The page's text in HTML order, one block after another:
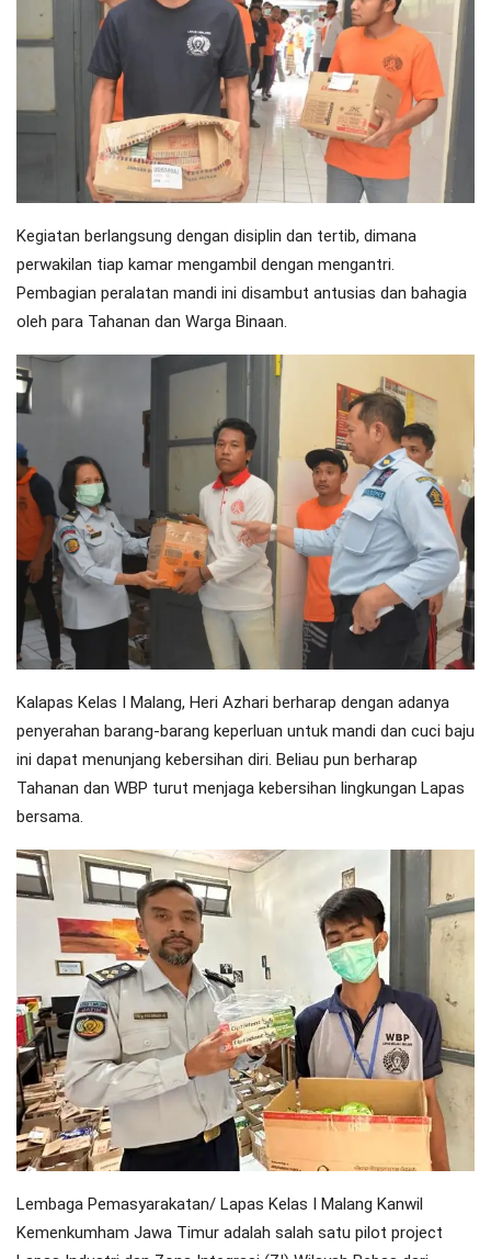
Kegiatan berlangsung dengan disiplin dan tertib, dimana
perwakilan tiap kamar mengambil dengan mengantri.
Pembagian peralatan mandi ini disambut antusias dan bahagia
oleh para Tahanan dan Warga Binaan.
Kalapas Kelas I Malang, Heri Azhari berharap dengan adanya
penyerahan barang-barang keperluan untuk mandi dan cuci baju
ini dapat menunjang kebersihan diri. Beliau pun berharap
Tahanan dan WBP turut menjaga kebersihan lingkungan Lapas
bersama.
Lembaga Pemasyarakatan/ Lapas Kelas I Malang Kanwil
Kemenkumham Jawa Timur adalah salah satu pilot project